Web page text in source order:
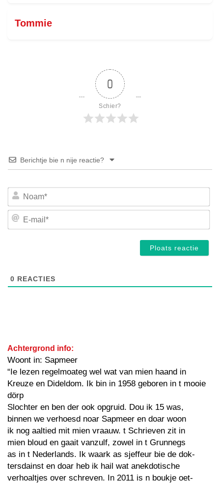
Tommie
0
Schier?
Berichtje bie n nije reactie?
E-
0 REACTIES
Achtergrond info:
Woont in: Sapmeer
“Ie lezen regelmoateg wel wat van mien haand in
Kreuze en Dideldom. Ik bin in 1958 geboren in t mooie
dörp
Slochter en ben der ook opgruid. Dou ik 15 was,
binnen we verhoesd noar Sapmeer en doar woon
ik nog aaltied mit mien vraauw. t Schrieven zit in
mien bloud en gaait vanzulf, zowel in t Grunnegs
as in t Nederlands. Ik waark as sjeffeur bie de dok-
tersdainst en doar heb ik hail wat anekdotische
verhoaltjes over schreven. In 2011 is n boukje oet-